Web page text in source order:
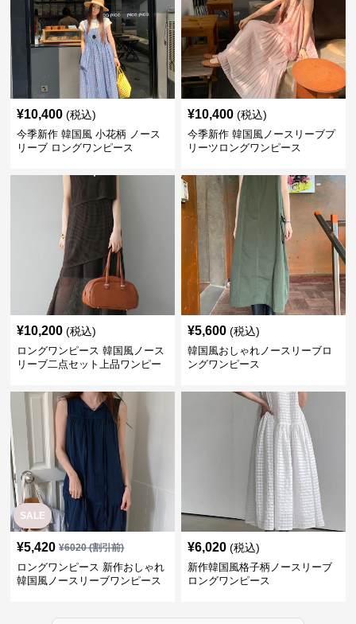
¥10,400 (税込)
今季新作 韓国風 小花柄 ノース
リーブ ロングワンピース
¥10,400 (税込)
今季新作 韓国風ノースリーブプ
リーツロングワンピース
¥10,200 (税込)
ロングワンピース 韓国風ノース
リーブ二点セット上品ワンピー
¥5,600 (税込)
韓国風おしゃれノースリーブロ
ングワンピース
SALE
¥5,420 ¥6020(割引前)
ロングワンピース 新作おしゃれ
韓国風ノースリーブワンピース
¥6,020 (税込)
新作韓国風格子柄ノースリーブ
ロングワンピース